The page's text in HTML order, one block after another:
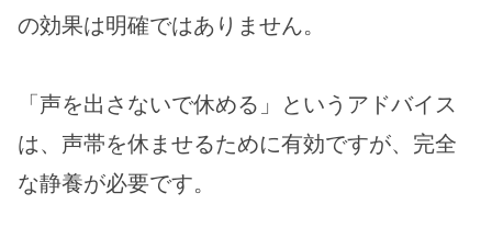
の効果は明確ではありません。
「声を出さないで休める」というアドバイス
は、声帯を休ませるために有効ですが、完全
な静養が必要です。